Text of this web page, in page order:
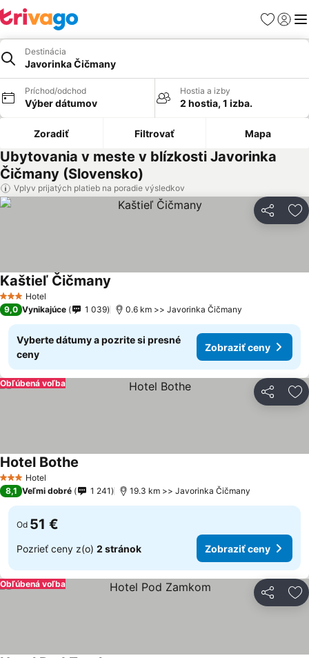
Obľúbené
Destinácia
Javorinka Čičmany
Príchod/odchod
Výber dátumov
Hostia a izby
2 hostia, 1 izba.
Zoradiť Filtrovať Mapa
Ubytovania v meste v blízkosti Javorinka
Čičmany (Slovensko)
Vplyv prijatých platieb na poradie výsledkov
Zdieľať
3 Počet hviezdičiek
Hotel
Kaštieľ Čičmany
9,0 Vynikajúce 1 039 0.6 km >> Javorinka Čičmany
Vyberte dátumy a pozrite si presné
ceny
Zobraziť ceny
Zdieľať
Obľúbená voľba
3 Počet hviezdičiek
Hotel
Hotel Bothe
8,1 Veľmi dobré 1 241 19.3 km >> Javorinka Čičmany
Od 51 €
Pozrieť ceny z(o) 2 stránok Zobraziť ceny
Zdieľať
Obľúbená voľba